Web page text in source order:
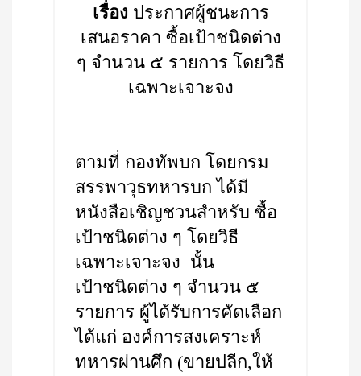
เรื่อง ประกาศผู้ชนะการ
เสนอราคา ซื้อเป้าชนิดต่าง
ๆ จำนวน ๕ รายการ โดยวิธี
เฉพาะเจาะจง
ตามที่ กองทัพบก โดยกรม
สรรพาวุธทหารบก ได้มี
หนังสือเชิญชวนสำหรับ ซื้อ
เป้าชนิดต่าง ๆ โดยวิธี
เฉพาะเจาะจง นั้น
เป้าชนิดต่าง ๆ จำนวน ๕
รายการ ผู้ได้รับการคัดเลือก
ได้แก่ องค์การสงเคราะห์
ทหารผ่านศึก (ขายปลีก,ให้